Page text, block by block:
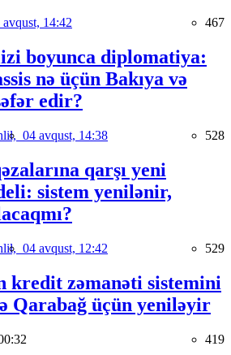
avqust, 14:42 467
boyunca diplomatiya:
nə üçün Bakıya və
edir?
04 avqust, 14:38 528
qarşı yeni
sistem yenilənir,
04 avqust, 12:42 529
kredit zəmanəti sistemini
Qarabağ üçün yeniləyir
419